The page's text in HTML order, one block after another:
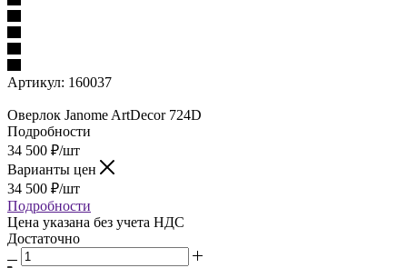
Артикул: 160037
Оверлок Janome ArtDecor 724D
Подробности
34 500 ₽/шт
Варианты цен
34 500 ₽/шт
Подробности
Цена указана без учета НДС
Достаточно